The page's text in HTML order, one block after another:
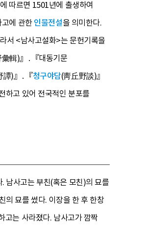
따르면 1501년에 출생하여
에 관한인물전설을 의미한다.
서 <남사고설화>는 문헌기록을
輯)』․『대동기문
譚)』․『청구야담(靑丘野談)』
하고 있어 전국적인 분포를
남사고는 부친(혹은 모친)의 묘를
의 묘를 썼다. 이장을 한 후 한창
고는 사라졌다. 남사고가 깜짝